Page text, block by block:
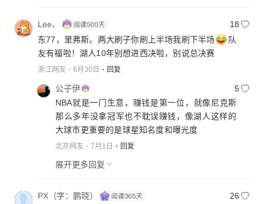
Lee、
18
东77，里弗斯。两大刷子你刷上半场我刷下半场
队
友有福啦！湖人10年别想进西决啦，别说总决赛
浙江网友 6月30日 回复
公子伊
5
NBA就是一门生意，赚钱是第一位，就像尼克斯
那么多年没拿冠军也不耽误赚钱，像湖人这样的
大球市更重要的是球星知名度和曝光度
北京网友 7月1日 回复
展开更多回复
PX（字：鹏晓）
26